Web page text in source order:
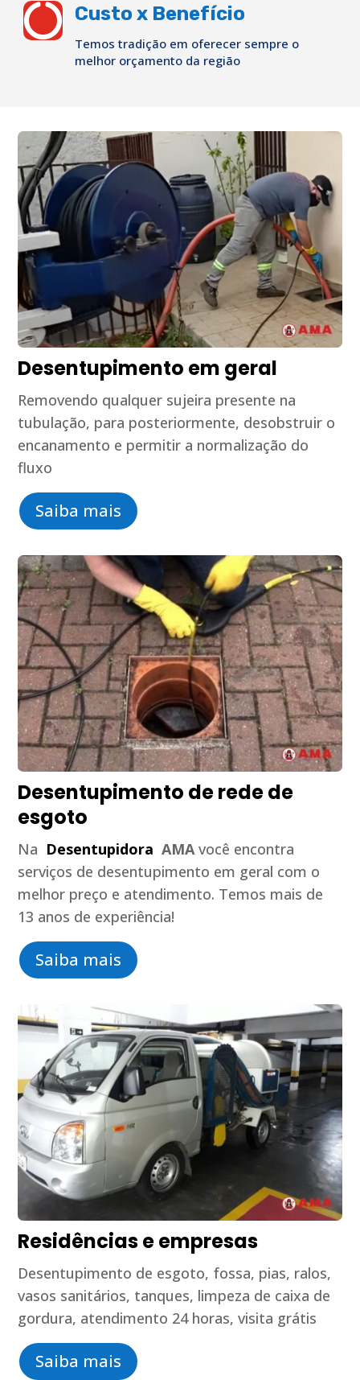
 Custo x Benefício
Temos tradição em oferecer sempre o
melhor orçamento da região
Desentupimento em geral
Removendo qualquer sujeira presente na
tubulação, para posteriormente, desobstruir o
encanamento e permitir a normalização do
fluxo
Saiba mais
Desentupimento de rede de
esgoto
Na Desentupidora AMAvocê encontra
serviços de desentupimento em geral com o
melhor preço e atendimento. Temos mais de
13 anos de experiência!
Saiba mais
Residências e empresas
Desentupimento de esgoto, fossa, pias, ralos,
vasos sanitários, tanques, limpeza de caixa de
gordura, atendimento 24 horas, visita grátis
Saiba mais